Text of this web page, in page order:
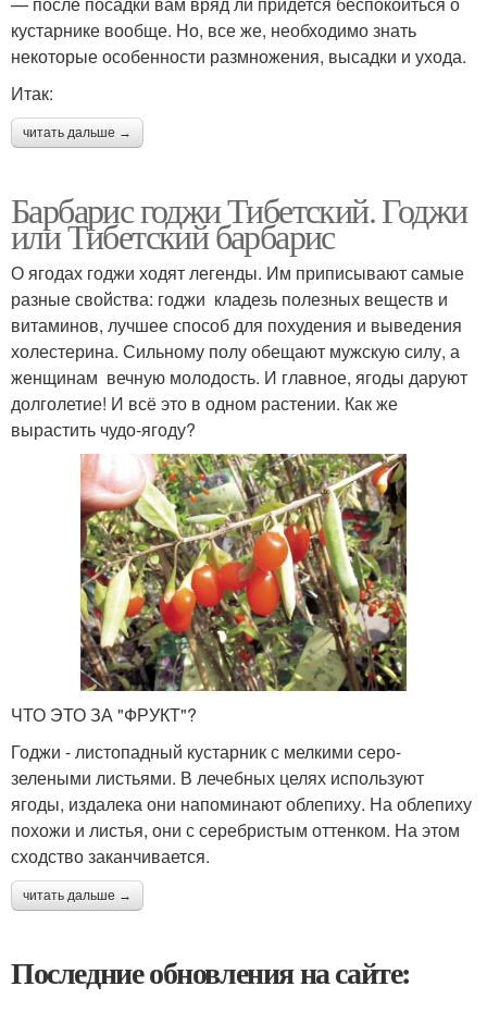
кустарнике вообще. Но, все же, необходимо знать
некоторые особенности размножения, высадки и ухода.
Итак:
читать дальше →
Барбарис годжи Тибетский. Годжи
или Тибетский барбарис
О ягодах годжи ходят легенды. Им приписывают самые
разные свойства: годжи ­ кладезь полезных веществ и
витаминов, лучшее способ для похудения и выведения
холестерина. Сильному полу обещают мужскую силу, а
женщинам ­ вечную молодость. И главное, ягоды даруют
долголетие! И всё это в одном растении. Как же
вырастить чудо­-ягоду?
ЧТО ЭТО ЗА "ФРУКТ"?
Годжи - листопадный кустарник с мелкими серо-
зелеными листьями. В лечебных целях используют
ягоды, издалека они напоминают облепиху. На облепиху
похожи и листья, они с серебристым оттенком. На этом
сходство заканчивается.
читать дальше →
Последние обновления на сайте: